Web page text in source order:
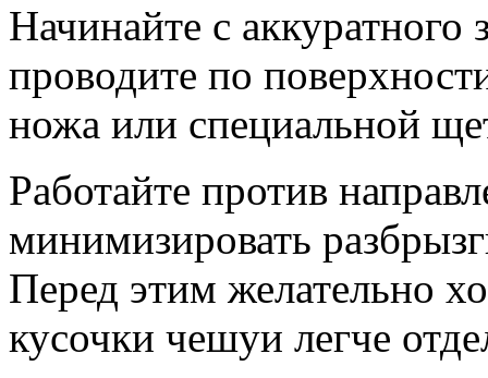
Начинайте с аккуратного
проводите по
ножа или специальной
Работайте против
минимизировать
Перед этим желательно
кусочки чешуи легче